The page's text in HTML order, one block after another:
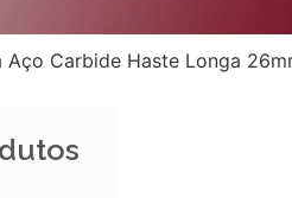
Aço Carbide Haste Longa